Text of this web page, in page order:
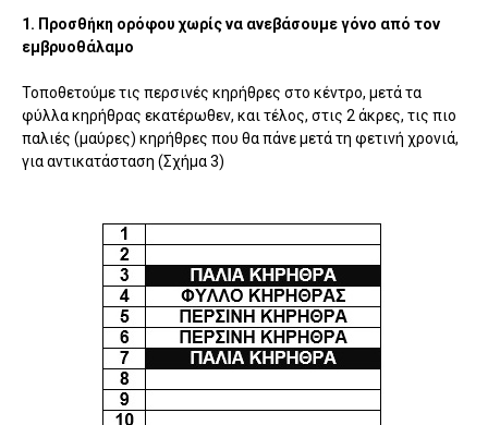
1. Προσθήκη ορόφου χωρίς να ανεβάσουμε γόνο από τον
εμβρυοθάλαμο
Τοποθετούμε τις περσινές κηρήθρες στο κέντρο, μετά τα
φύλλα κηρήθρας εκατέρωθεν, και τέλος, στις 2 άκρες, τις πιο
παλιές (μαύρες) κηρήθρες που θα πάνε μετά τη φετινή χρονιά,
για αντικατάσταση (Σχήμα 3)